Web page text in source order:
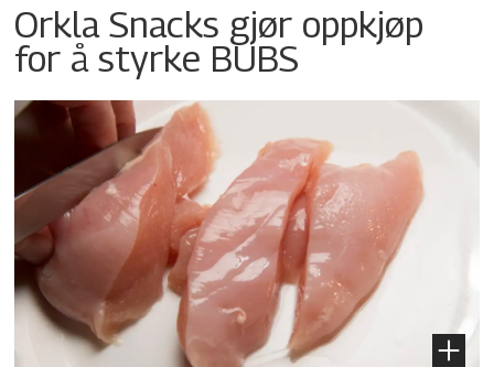
Orkla Snacks gjør oppkjøp
for å styrke BUBS